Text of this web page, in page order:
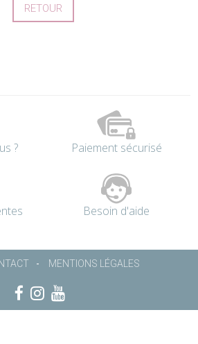
RETOUR
? Paiement sécurisé
Besoin d'aide
MENTIONS LÉGALES